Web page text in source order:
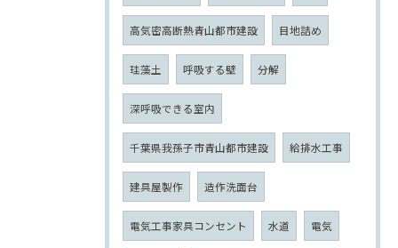
高気密高断熱青山都市建設 目地詰め
珪藻土 呼吸する壁 分解
深呼吸できる室内
千葉県我孫子市青山都市建設 給排水工事
建具屋製作 造作洗面台
電気工事家具コンセント 水道 電気